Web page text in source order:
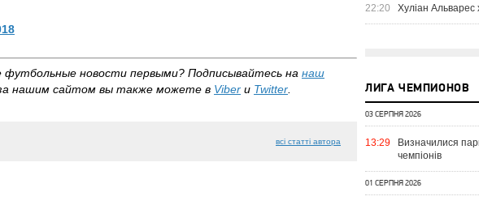
футбольные новости первыми? Подписывайтесь на наш
нашим сайтом вы также можете в Viber и Twitter
всі статті автора
22:20 Хуліан
ЛИГА ЧЕМПИОНОВ
03 СЕРПНЯ 2026
13:29
Визначилися
чемпіонів
01 СЕРПНЯ 2026